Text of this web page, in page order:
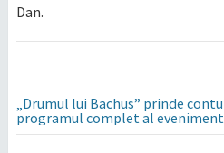
Dan.
„Drumul lui Bachus” prinde
programul complet al